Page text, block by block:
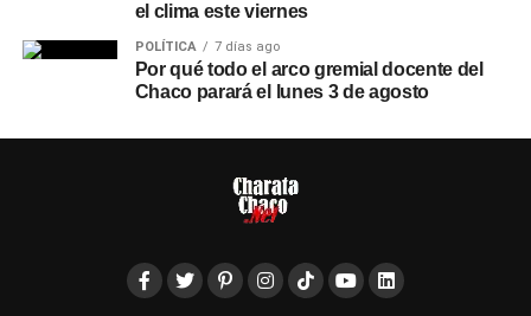
el clima este viernes
POLÍTICA 7 días ago
Por qué todo el arco gremial docente del
Chaco parará el lunes 3 de agosto